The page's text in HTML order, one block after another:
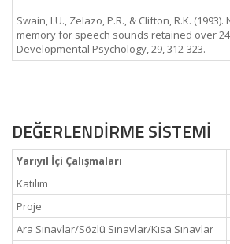
Swain, I.U., Zelazo, P.R., & Clifton, R.K.
memory for speech sounds retained over
Developmental Psychology, 29, 312-323.
DEĞERLENDİRME SİSTEMİ
Yarıyıl İçi Çalışmaları
Katılım
Proje
Ara Sınavlar/Sözlü Sınavlar/Kısa Sınavlar